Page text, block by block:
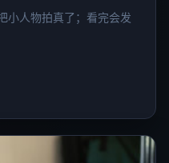
小人物拍真了；看完会发